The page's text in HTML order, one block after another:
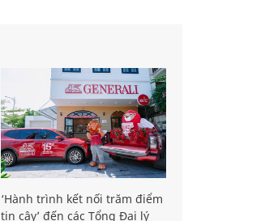
‘Hành trình kết nối trăm điểm
tin cậy’ đến các Tổng Đại lý